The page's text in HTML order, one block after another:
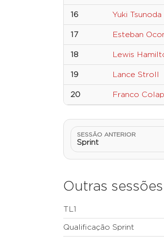
16 Yuki Tsunoda
17 Esteban
18 Lewis
19 Lance Stroll
20 Franco
SESSÃO ANTERIOR
Sprint
Outras
TL1
Qualificação Sprint